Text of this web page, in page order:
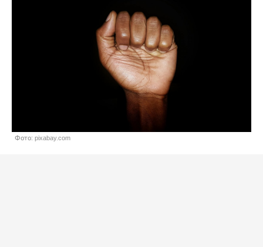
Фото: pixabay.com